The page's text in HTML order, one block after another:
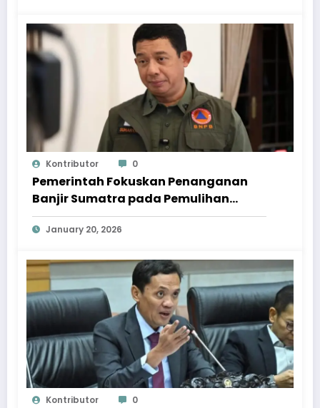
Kontributor 0
Pemerintah Fokuskan Penanganan
Banjir Sumatra pada Pemulihan
Berkelanjutan
January 20, 2026
Kontributor 0